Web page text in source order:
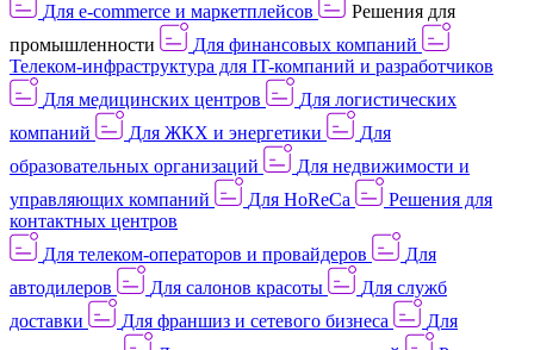
Для e-commerce и маркетплейсов
Решения для
промышленности
Для финансовых компаний
Телеком-инфраструктура для IT-компаний и разработчиков
Для медицинских центров
Для логистических
компаний
Для ЖКХ и энергетики
Для
образовательных организаций
Для недвижимости и
управляющих компаний
Для HoReCa
Решения для
контактных центров
Для телеком-операторов и провайдеров
Для
автодилеров
Для салонов красоты
Для служб
доставки
Для франшиз и сетевого бизнеса
Для